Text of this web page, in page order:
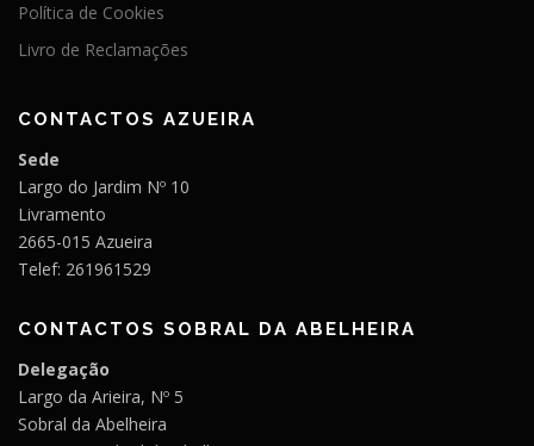
Política de Cookies
Livro de Reclamações
CONTACTOS AZUEIRA
Sede
Largo do Jardim Nº 10
Livramento
2665-015 Azueira
Telef: 261961529
CONTACTOS SOBRAL DA ABELHEIRA
Delegação
Largo da Arieira, Nº 5
Sobral da Abelheira